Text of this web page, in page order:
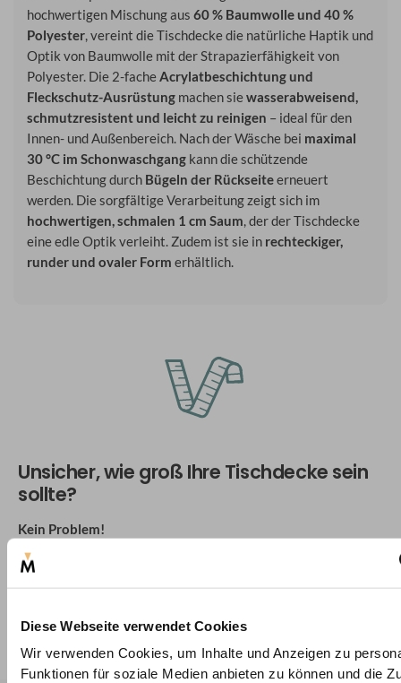
Diese Webseite verwendet Cookies
Wir verwenden Cookies, um Inhalte und Anzeigen zu
Funktionen für soziale Medien anbieten zu können und die
hochwertigen Mischung aus 60 % Baumwolle und 40 %
Polyester, vereint die Tischdecke die natürliche Haptik und
Optik von Baumwolle mit der Strapazierfähigkeit von
Polyester. Die 2-facheAcrylatbeschichtung und
Fleckschutz-Ausrüstung machen siewasserabweisend,
schmutzresistent und leicht zu reinigen – ideal für den
Innen- und Außenbereich. Nach der Wäsche bei maximal
30 °C im Schonwaschgang kann die schützende
Beschichtung durch Bügeln der Rückseiteerneuert
werden. Die sorgfältige Verarbeitung zeigt sich im
hochwertigen, schmalen 1 cm Saum, der der Tischdecke
eine edle Optik verleiht. Zudem ist sie in rechteckiger,
runder und ovaler Form erhältlich.
Unsicher, wie groß Ihre Tischdecke sein
sollte?
Kein Problem!
Unser Größenrechner bestimmt für Sie die
Geben Sie einfach die Maße Ihres Tisches sowie den
gewünschten Überhang ein und erfahren Sie die
Zum Größenrechner